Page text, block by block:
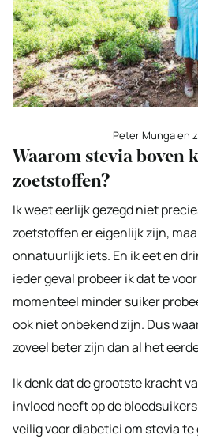
Peter Munga en
Waarom stevia boven
zoetstoffen?
Ik weet eerlijk gezegd niet
zoetstoffen er eigenlijk zijn,
onnatuurlijk iets. En ik eet en
ieder geval probeer ik dat te
momenteel minder suiker
ook niet onbekend zijn. Dus
zoveel beter zijn dan al het
Ik denk dat de grootste kracht
invloed heeft op de
veilig voor diabetici om stevia